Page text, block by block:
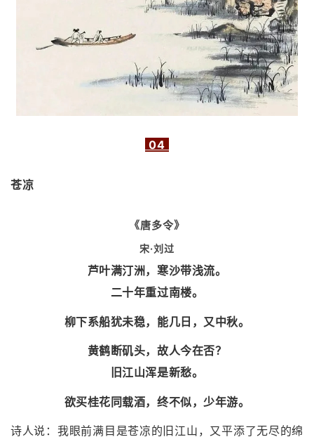
04
苍凉
《唐多令》
宋·刘过
芦叶满汀洲，寒沙带浅流。
二十年重过南楼。
柳下系船犹未稳，能几日，又中秋。
黄鹤断矶头，故人今在否？
旧江山浑是新愁。
欲买桂花同载酒，终不似，少年游。
诗人说：我眼前满目是苍凉的旧江山，又平添了无尽的绵